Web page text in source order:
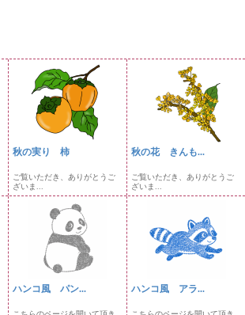
秋の実り 柿
ご覧いただき、ありがとうご
ざいま...
秋の花 きんも...
ご覧いただき、ありがとうご
ざいま...
ハンコ風 パン... ハンコ風 アラ...